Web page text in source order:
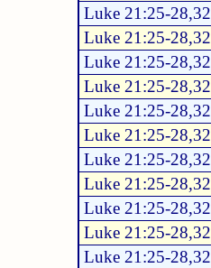
Luke 21:25-28,32
Luke 21:25-28,32
Luke 21:25-28,32
Luke 21:25-28,32
Luke 21:25-28,32
Luke 21:25-28,32
Luke 21:25-28,32
Luke 21:25-28,32
Luke 21:25-28,32
Luke 21:25-28,32
Luke 21:25-28,32